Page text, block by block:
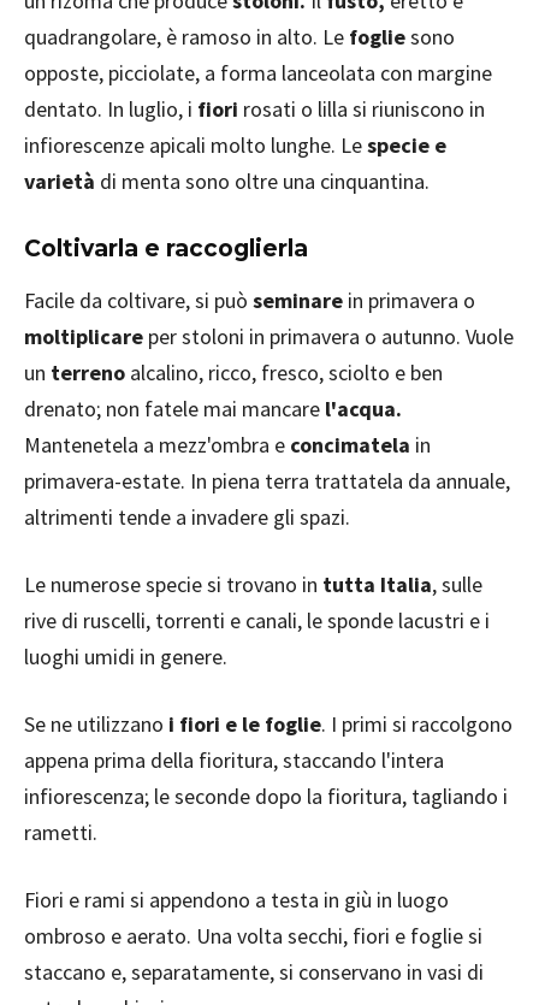
quadrangolare, è ramoso in alto. Le fogliesono
opposte, picciolate, a forma lanceolata con margine
dentato. In luglio, i fiori rosati o lilla si riuniscono in
infiorescenze apicali molto lunghe. Lespecie e
varietà di menta sono oltre una cinquantina.
Coltivarla e raccoglierla
Facile da coltivare, si può seminare in primavera o
moltiplicare per stoloni in primavera o autunno. Vuole
un terreno alcalino, ricco, fresco, sciolto e ben
drenato; non fatele mai mancare l'acqua.
Mantenetela a mezz'ombra e concimatela in
primavera-estate. In piena terra trattatela da annuale,
altrimenti tende a invadere gli spazi.
Le numerose specie si trovano in tutta Italia, sulle
rive di ruscelli, torrenti e canali, le sponde lacustri e i
luoghi umidi in genere.
Se ne utilizzano i fiori e le foglie. I primi si raccolgono
appena prima della fioritura, staccando l'intera
infiorescenza; le seconde dopo la fioritura, tagliando i
rametti.
Fiori e rami si appendono a testa in giù in luogo
ombroso e aerato. Una volta secchi, fiori e foglie si
staccano e, separatamente, si conservano in vasi di